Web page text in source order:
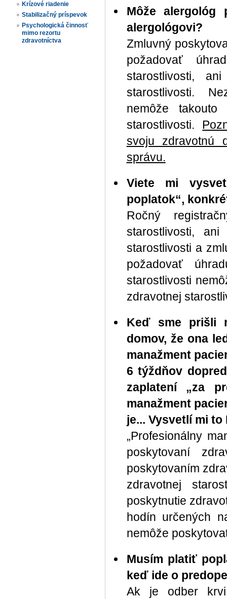
Krízové riadenie
Stabilizačný príspevok
Psychologická činnosť
mimo rezortu
zdravotníctva
Môže
alergológovi?
Zmluvný
požadovať
starostlivosti,
starostlivosti.
nemôže takouto
starostlivosti.
svoju zdravotnú
správu.
Viete mi
poplatok“,
Ročný
starostlivosti,
starostlivosti a
požadovať
starostlivosti
zdravotnej
Keď sme prišli
domov, že ona
manažment
6 týždňov
zaplatení „za
manažment
je... Vysvetlí mi to
„Profesionálny
poskytovaní
poskytovaním
zdravotnej
poskytnutie
hodín určených
nemôže
Musím platiť
keď ide o
Ak je odber krvi